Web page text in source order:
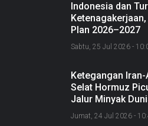
Indonesia dan
Plan 2026–2027
Sabtu, 25 Jul 2026 -
Ketegangan
Selat Hormuz
Jalur Minyak
Jumat, 24 Jul 2026 -